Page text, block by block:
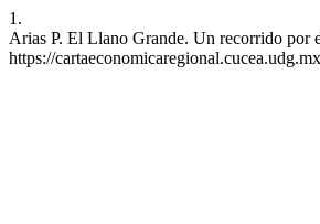
1.
Arias P. El Llano Grande. Un recorrido
https://